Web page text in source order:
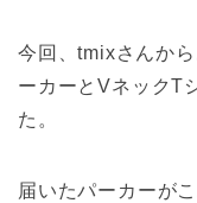
今回、tmixさんか
ーカーとVネックT
た。
届いたパーカーがこ